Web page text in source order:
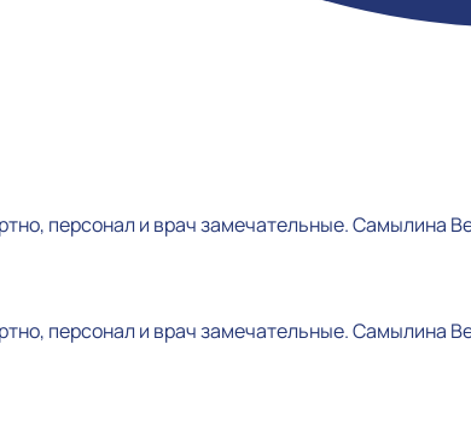
персонал и врач замечательные. Самылина
персонал и врач замечательные. Самылина